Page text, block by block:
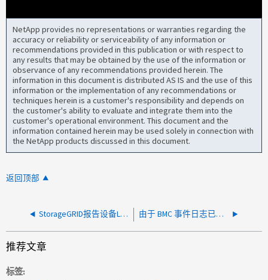
NetApp provides no representations or warranties regarding the
accuracy or reliability or serviceability of any information or
recommendations provided in this publication or with respect to
any results that may be obtained by the use of the information or
observance of any recommendations provided herein. The
information in this document is distributed AS IS and the use of this
information or the implementation of any recommendations or
techniques herein is a customer's responsibility and depends on
the customer's ability to evaluate and integrate them into the
customer's operational environment. This document and the
information contained herein may be used solely in connection with
the NetApp products discussed in this document.
返回顶部
StorageGRID报告设备LACP端口缺失警报 由于 BMC 事件日志已满，StorageGRID 报告设备计算控制器需要注意
推荐文章
标签